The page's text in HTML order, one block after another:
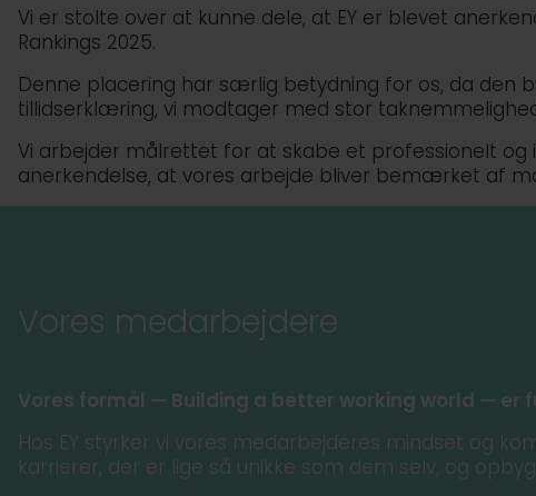
Vi er stolte over at kunne dele, at EY er blevet
Rankings 2025.
Denne placering har særlig betydning for os, da den
tillidserklæring, vi modtager med stor
Vi arbejder målrettet for at skabe et professionelt og
anerkendelse, at vores arbejde bliver bemærket af
Vores medarbejdere
Vores formål — Building a better working world — er
Hos EY styrker vi vores medarbejderes mindset og
karrierer, der er lige så unikke som dem selv, og